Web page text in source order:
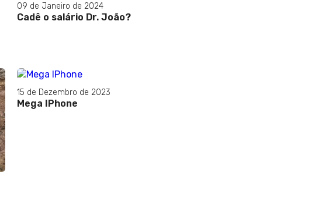
09 de Janeiro de 2024
Cadê o salário Dr. João?
15 de Dezembro de 2023
Mega IPhone